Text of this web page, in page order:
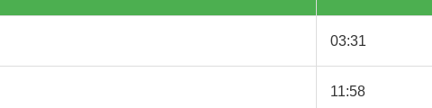
03:31
11:58